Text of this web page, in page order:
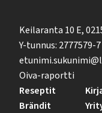
Keilaranta 10 E,
Y-tunnus: 2777579-7
Oiva-raportti
Reseptit
Brändit